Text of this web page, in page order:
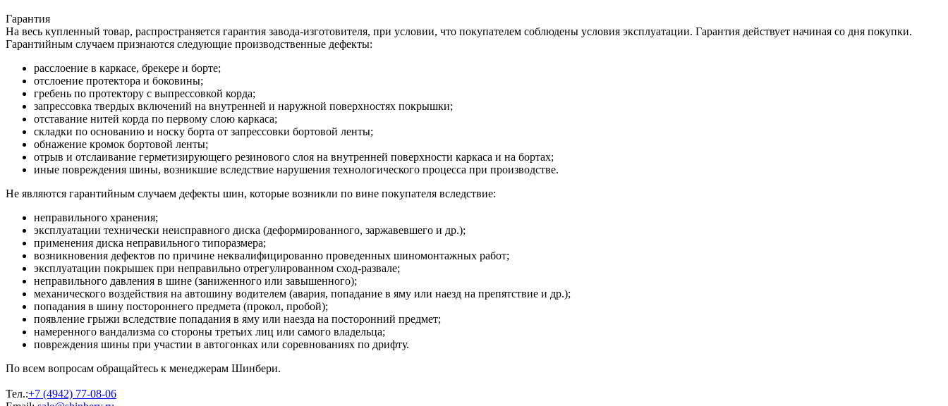
Гарантия
На весь купленный товар, распространяется гарантия завода-изготовителя, при условии, что покупателем соблюдены условия эксплуатации. Гарантия действует начиная со дня покупки.
Гарантийным случаем признаются следующие производственные дефекты:
расслоение в каркасе, брекере и борте;
отслоение протектора и боковины;
гребень по протектору с выпрессовкой корда;
запрессовка твердых включений на внутренней и наружной поверхностях покрышки;
отставание нитей корда по первому слою каркаса;
складки по основанию и носку борта от запрессовки бортовой ленты;
обнажение кромок бортовой ленты;
отрыв и отслаивание герметизирующего резинового слоя на внутренней поверхности каркаса и на бортах;
иные повреждения шины, возникшие вследствие нарушения технологического процесса при производстве.
Не являются гарантийным случаем дефекты шин, которые возникли по вине покупателя вследствие:
неправильного хранения;
эксплуатации технически неисправного диска (деформированного, заржавевшего и др.);
применения диска неправильного типоразмера;
возникновения дефектов по причине неквалифицированно проведенных шиномонтажных работ;
эксплуатации покрышек при неправильно отрегулированном сход-развале;
неправильного давления в шине (заниженного или завышенного);
механического воздействия на автошину водителем (авария, попадание в яму или наезд на препятствие и др.);
попадания в шину постороннего предмета (прокол, пробой);
появление грыжи вследствие попадания в яму или наезда на посторонний предмет;
намеренного вандализма со стороны третьих лиц или самого владельца;
повреждения шины при участии в автогонках или соревнованиях по дрифту.
По всем вопросам обращайтесь к менеджерам Шинбери.
Тел.:+7 (4942) 77-08-06